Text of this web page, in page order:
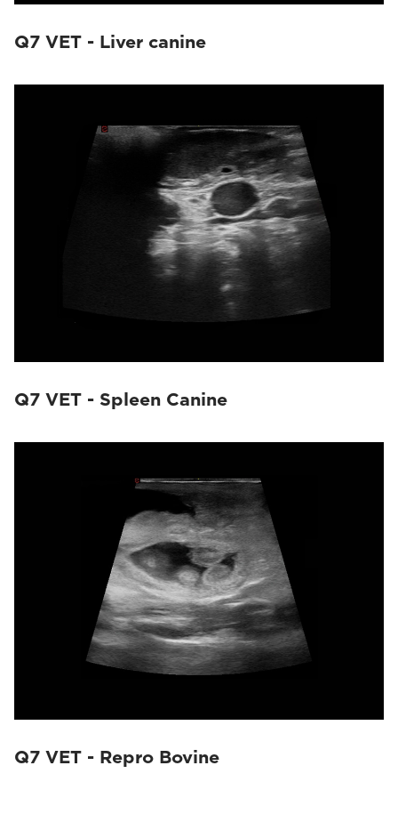
Q7 VET - Liver canine
Q7 VET - Spleen Canine
Q7 VET - Repro Bovine